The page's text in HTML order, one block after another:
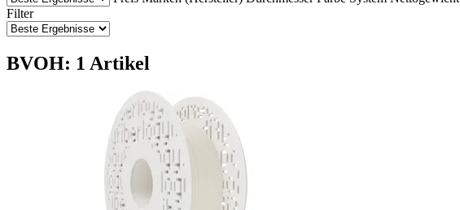
Filter
BVOH: 1 Artikel